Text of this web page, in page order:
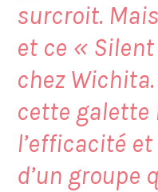
surcroit.
et ce «
chez
cette galette
l’efficacité
d’un groupe